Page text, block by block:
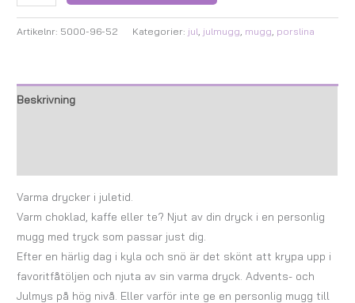
Artikelnr: 5000-96-52 Kategorier: jul, julmugg, mugg, porslina
Beskrivning
Varma drycker i juletid.
Varm choklad, kaffe eller te? Njut av din dryck i en personlig
mugg med tryck som passar just dig.
Efter en härlig dag i kyla och snö är det skönt att krypa upp i
favoritfåtöljen och njuta av sin varma dryck. Advents- och
Julmys på hög nivå. Eller varför inte ge en personlig mugg till